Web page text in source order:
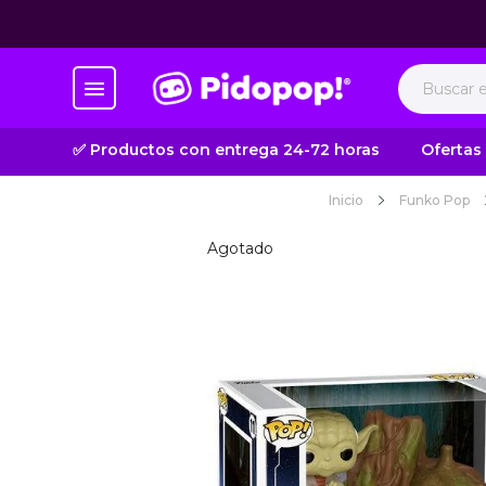
✅ Productos con entrega 24-72 horas Ofertas
Inicio Funko Pop
Agotado